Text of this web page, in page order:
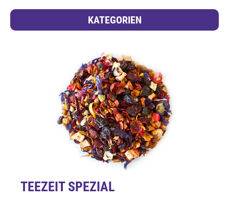
KATEGORIEN
TEEZEIT SPEZIAL